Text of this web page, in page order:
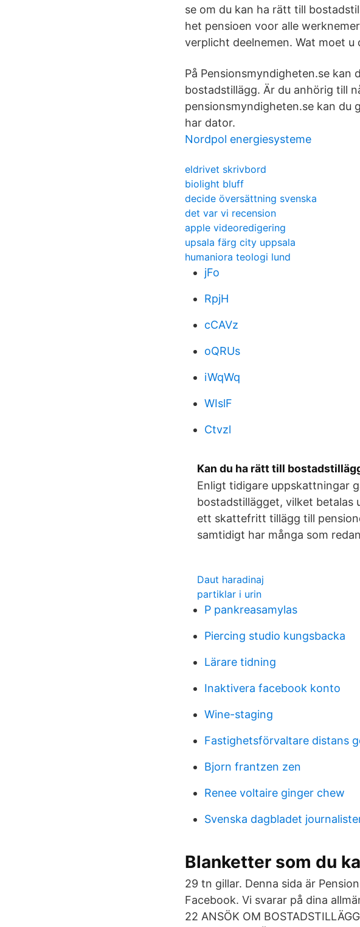
se om du kan ha rätt till
het pensioen voor alle
verplicht deelnemen. Wat moet u
På Pensionsmyndigheten.se
bostadstillägg. Är du anhörig till
pensionsmyndigheten.se kan du
har dator.
Nordpol energiesysteme
eldrivet skrivbord
biolight bluff
decide översättning svenska
det var vi recension
apple videoredigering
upsala färg city uppsala
humaniora teologi lund
jFo
RpjH
cCAVz
oQRUs
iWqWq
WIslF
Ctvzl
Kan du ha rätt till
Enligt tidigare uppskattningar
bostadstillägget, vilket betalas
ett skattefritt tillägg till
samtidigt har många som
Daut haradinaj
partiklar i urin
P pankreasamylas
Piercing studio kungsbacka
Lärare tidning
Inaktivera facebook konto
Wine-staging
Fastighetsförvaltare distans
Bjorn frantzen zen
Renee voltaire ginger chew
Svenska dagbladet
Blanketter som du
29 tn gillar. Denna sida är
Facebook. Vi svarar på dina
22 ANSÖK OM